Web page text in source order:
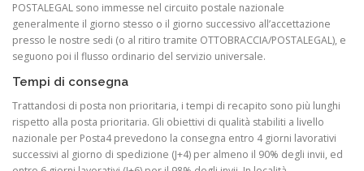
POSTALEGAL sono immesse nel circuito postale nazionale
generalmente il giorno stesso o il giorno successivo all’accettazione
presso le nostre sedi (o al ritiro tramite OTTOBRACCIA/POSTALEGAL), e
seguono poi il flusso ordinario del servizio universale.
Tempi di consegna
Trattandosi di posta non prioritaria, i tempi di recapito sono più lunghi
rispetto alla posta prioritaria. Gli obiettivi di qualità stabiliti a livello
nazionale per Posta4 prevedono la consegna entro 4 giorni lavorativi
successivi al giorno di spedizione (J+4) per almeno il 90% degli invii, ed